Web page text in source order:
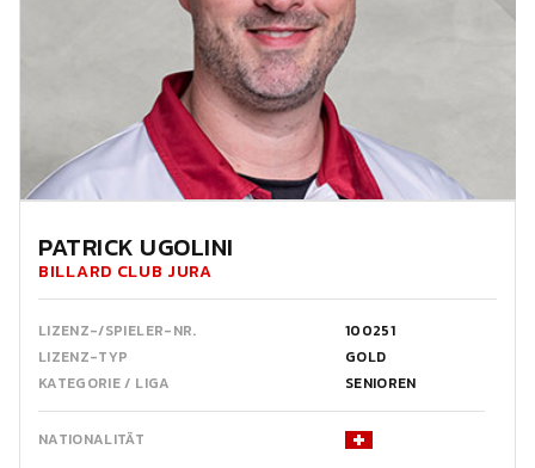
PATRICK UGOLINI
BILLARD CLUB JURA
LIZENZ-/SPIELER-NR.
100251
LIZENZ-TYP
GOLD
KATEGORIE / LIGA
SENIOREN
NATIONALITÄT